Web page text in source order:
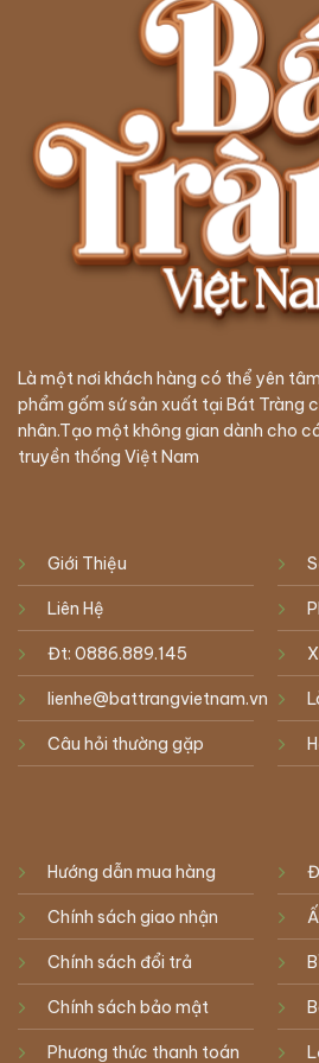
Là một nơi khách hàng có thể yên
phẩm gốm sứ sản xuất tại Bát Tràng
nhân.Tạo một không gian dành cho
truyền thống Việt Nam
Giới Thiệu
Liên Hệ
Đt: 0886.889.145
lienhe@battrangvietnam.vn
Câu hỏi thường gặp
Hướng dẫn mua hàng
Chính sách giao nhận
Chính sách đổi trả
Chính sách bảo mật
Phương thức thanh toán